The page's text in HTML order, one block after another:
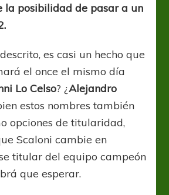
la posibilidad de pasar a un
es casi un hecho que
el once el mismo día
Lo Celso? ¿Alejandro
estos nombres también
opciones de titularidad,
Scaloni cambie en
titular del equipo campeón
que esperar.